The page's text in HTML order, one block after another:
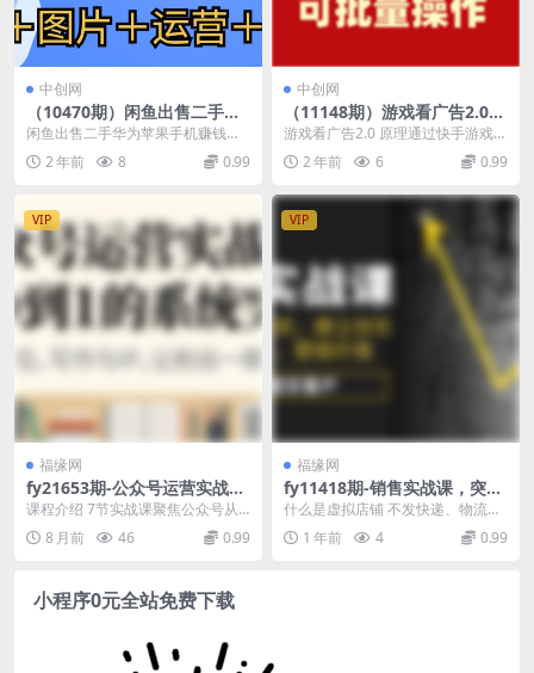
中创网
（10470期）闲鱼出售二手华
为苹果手机赚钱，简单搬运 日
赚500-1000(文案＋图片＋
运…
闲鱼出售二手华为苹果手机赚钱，
简单搬运日赚500-1000(文案＋图
片＋运营＋渠...
2 年前 8 0.99
中创网
（11148期）游戏看广告2.0
无需养机 操作简单 没有成本
日入500+
游戏看广告2.0 原理通过快手游戏合
伙人小游戏看广告 开直播打广告分
成 无需养机...
2 年前 6 0.99
VIP
福缘网
fy21653期-公众号运营实战：
从0到1的系统突围
课程介绍 7节实战课聚焦公众号从
定位到变现的全流程，用通俗方法
讲透赛道选择、账号...
8 月前 46 0.99
VIP
福缘网
fy11418期-销售实战课，突破
销售困扰，建立信任，挖掘痛
点，塑造价值，轻松成交客户
什么是虚拟店铺 不发快递、物流没
有实物、买家购买后发送下载链接
即可不用营业执照0...
1 年前 4 0.99
小程序0元全站免费下载